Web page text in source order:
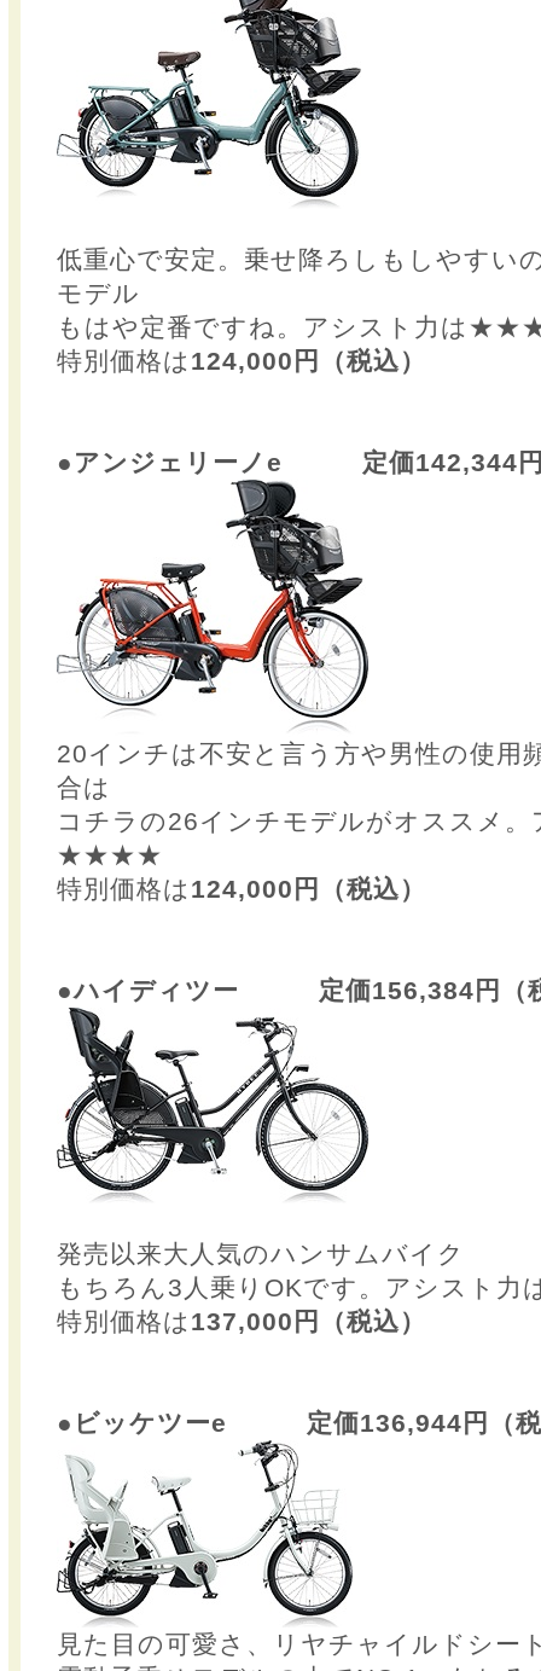
低重心で安定。乗せ降ろしもしやすい
モデル
もはや定番ですね。アシスト力は
特別価格は 124,000円（税込）
●アンジェリーノe 定価142,344円
20インチは不安と言う方や男性の使用
合は
コチラの26インチモデルがオススメ。
★★★★
特別価格は 124,000円（税込）
●ハイディツー 定価156,384円（
発売以来大人気のハンサムバイク
もちろん3人乗りOKです。アシスト
特別価格は 137,000円（税込）
●ビッケツーe 定価136,944円（税
見た目の可愛さ、リヤチャイルドシー